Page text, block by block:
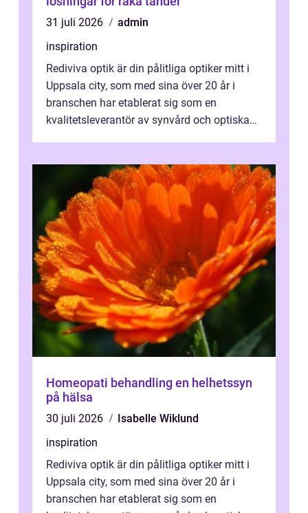
31 juli 2026
admin
inspiration
Rediviva optik är din pålitliga optiker mitt i
Uppsala city, som med sina över 20 år i
branschen har etablerat sig som en
kvalitetsleverantör av synvård och optiska
Homeopati behandling en helhetssyn
på hälsa
30 juli 2026
Isabelle Wiklund
inspiration
Rediviva optik är din pålitliga optiker mitt i
Uppsala city, som med sina över 20 år i
branschen har etablerat sig som en